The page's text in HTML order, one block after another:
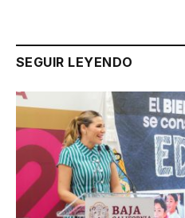
SEGUIR LEYENDO